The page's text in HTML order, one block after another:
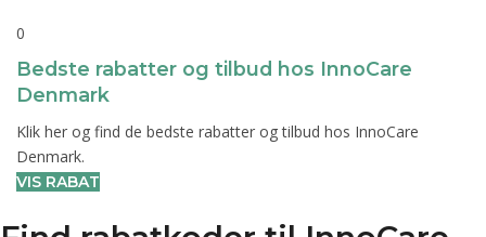
0
Bedste rabatter og tilbud hos InnoCare
Denmark
Klik her og find de bedste rabatter og tilbud hos InnoCare
Denmark.
VIS RABAT